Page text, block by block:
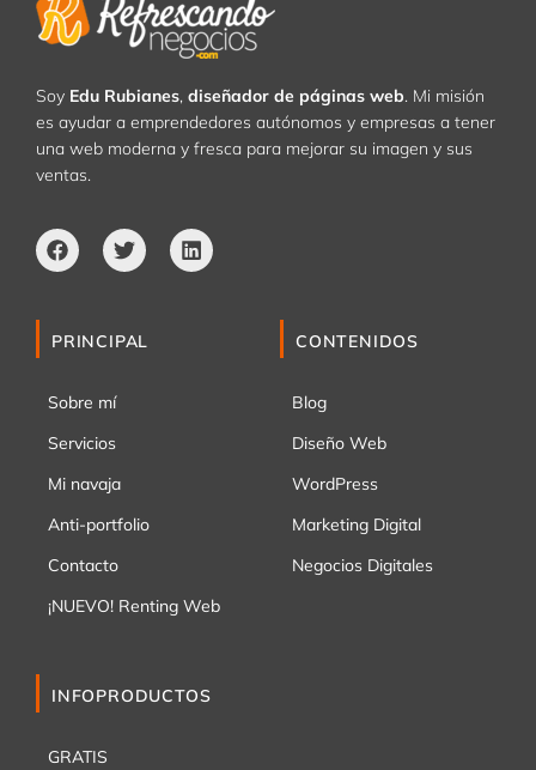
Soy Edu Rubianes, diseñador de páginas web. Mi misión
es ayudar a emprendedores autónomos y empresas a tener
una web moderna y fresca para mejorar su imagen y sus
ventas.
FacebookTwitterLinkedin
PRINCIPAL
Sobre mí
Servicios
Mi navaja
Anti-portfolio
Contacto
¡NUEVO! Renting Web
CONTENIDOS
Blog
Diseño Web
WordPress
Marketing Digital
Negocios Digitales
INFOPRODUCTOS
GRATIS